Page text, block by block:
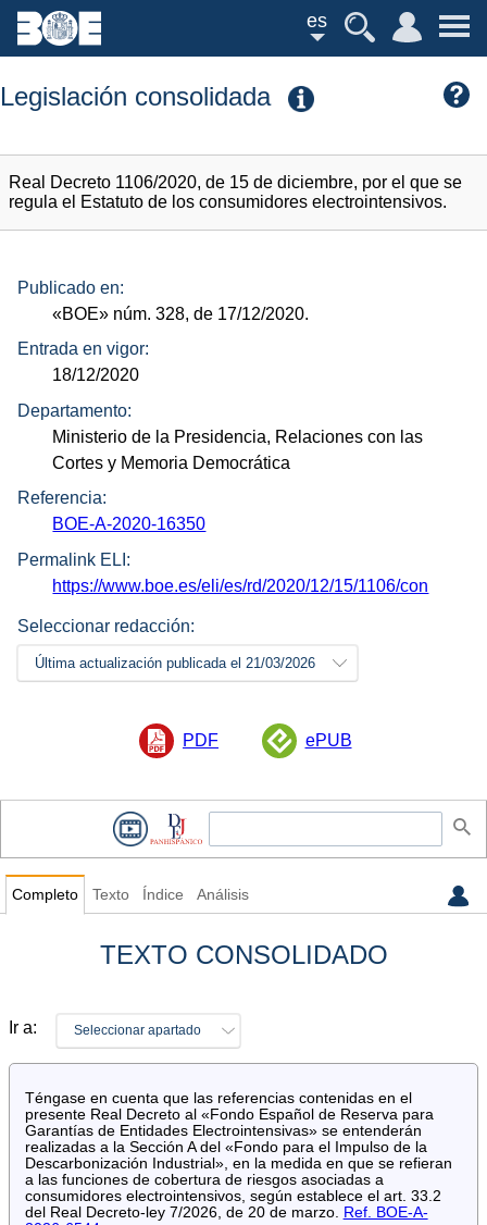
es
Legislación consolidada
Real Decreto 1106/2020, de 15 de diciembre, por el que se
regula el Estatuto de los consumidores electrointensivos.
Publicado en:
«BOE» núm. 328, de 17/12/2020.
Entrada en vigor:
18/12/2020
Departamento:
Ministerio de la Presidencia, Relaciones con las
Cortes y Memoria Democrática
Referencia:
BOE-A-2020-16350
Permalink ELI:
https://www.boe.es/eli/es/rd/2020/12/15/1106/con
Seleccionar redacción:
Última actualización publicada el 21/03/2026
PDF ePUB
Completo Texto Índice Análisis
TEXTO CONSOLIDADO
Ir a: Seleccionar apartado
Téngase en cuenta que las referencias contenidas en el
presente Real Decreto al «Fondo Español de Reserva para
Garantías de Entidades Electrointensivas» se entenderán
realizadas a la Sección A del «Fondo para el Impulso de la
Descarbonización Industrial», en la medida en que se refieran
a las funciones de cobertura de riesgos asociadas a
consumidores electrointensivos, según establece el art. 33.2
del Real Decreto-ley 7/2026, de 20 de marzo.
Ref. BOE-A-